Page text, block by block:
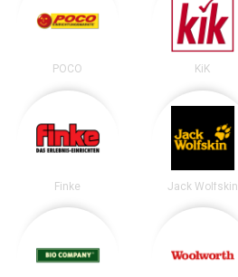
POCO KiK
Finke Jack Wolfskin